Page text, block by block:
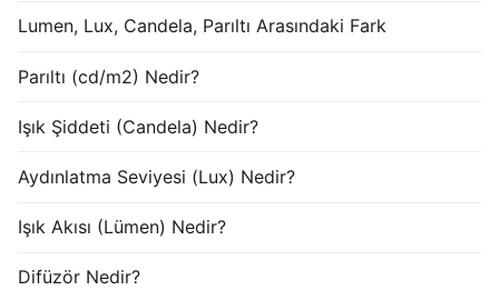
Lumen, Lux, Candela, Parıltı Arasındaki Fark
Parıltı (cd/m2) Nedir?
Işık Şiddeti (Candela) Nedir?
Aydınlatma Seviyesi (Lux) Nedir?
Işık Akısı (Lümen) Nedir?
Difüzör Nedir?